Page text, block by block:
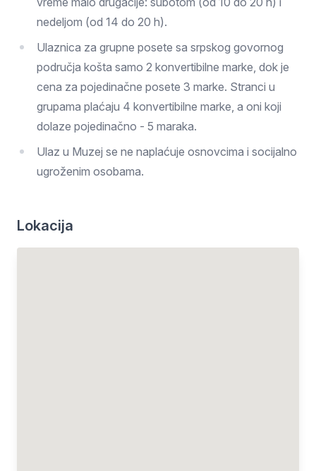
nedeljom (od 14 do 20 h).
Ulaznica za grupne posete sa srpskog govornog
područja košta samo 2 konvertibilne marke, dok je
cena za pojedinačne posete 3 marke. Stranci u
grupama plaćaju 4 konvertibilne marke, a oni koji
dolaze pojedinačno - 5 maraka.
Ulaz u Muzej se ne naplaćuje osnovcima i socijalno
ugroženim osobama.
Lokacija